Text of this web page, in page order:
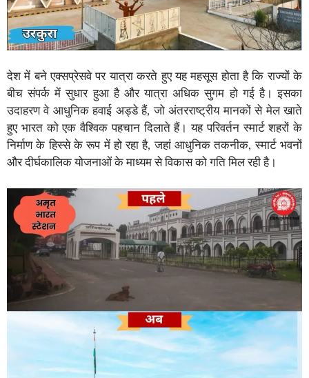
देश में बने एक्सप्रेसवे पर यात्रा करते हुए यह महसूस होता है कि राज्यों के
बीच संपर्क में सुधार हुआ है और यात्रा अधिक सुगम हो गई है। इसका
उदाहरण वे आधुनिक हवाई अड्डे हैं, जो अंतरराष्ट्रीय मानकों से मेल खाते
हुए भारत को एक वैश्विक पहचान दिलाते हैं। यह परिवर्तन स्मार्ट शहरों के
निर्माण के हिस्से के रूप में हो रहा है, जहां आधुनिक तकनीक, स्मार्ट भवनों
और दीर्घकालिक योजनाओं के माध्यम से विकास को गति मिल रही है।